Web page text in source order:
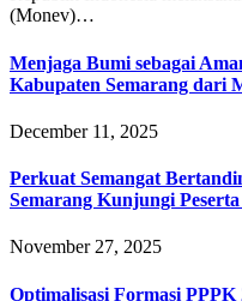
(Monev)…
Menjaga Bumi sebagai
Kabupaten Semarang dari
December 11, 2025
Perkuat Semangat
Semarang Kunjungi
November 27, 2025
Optimalisasi Formasi PPPK